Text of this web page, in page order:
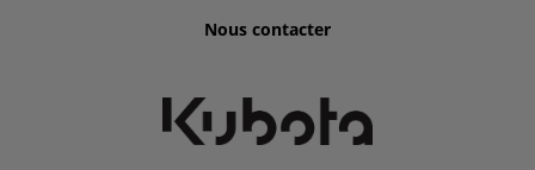
Nous contacter